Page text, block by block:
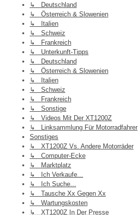
↳ Deutschland
↳ Österreich & Slowenien
↳ Italien
↳ Schweiz
↳ Frankreich
↳ Unterkunft-Tipps
↳ Deutschland
↳ Österreich & Slowenien
↳ Italien
↳ Schweiz
↳ Frankreich
↳ Sonstige
↳ Videos Mit Der XT1200Z
↳ Linksammlung Für Motorradfahrer
Sonstiges
↳ XT1200Z Vs. Andere Motorräder
↳ Computer-Ecke
↳ Marktplatz
↳ Ich Verkaufe...
↳ Ich Suche...
↳ Tausche Xx Gegen Xx
↳ Wartungskosten
↳ XT1200Z In Der Presse